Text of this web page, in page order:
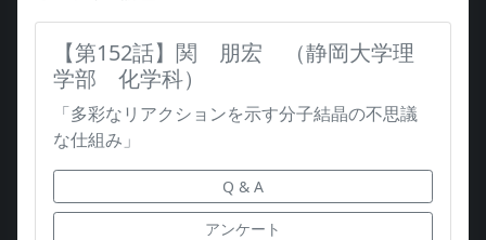
【第152話】関 朋宏 （静岡大学理
学部 化学科）
「多彩なリアクションを示す分子結晶の不思議
な仕組み」
Q & A
アンケート